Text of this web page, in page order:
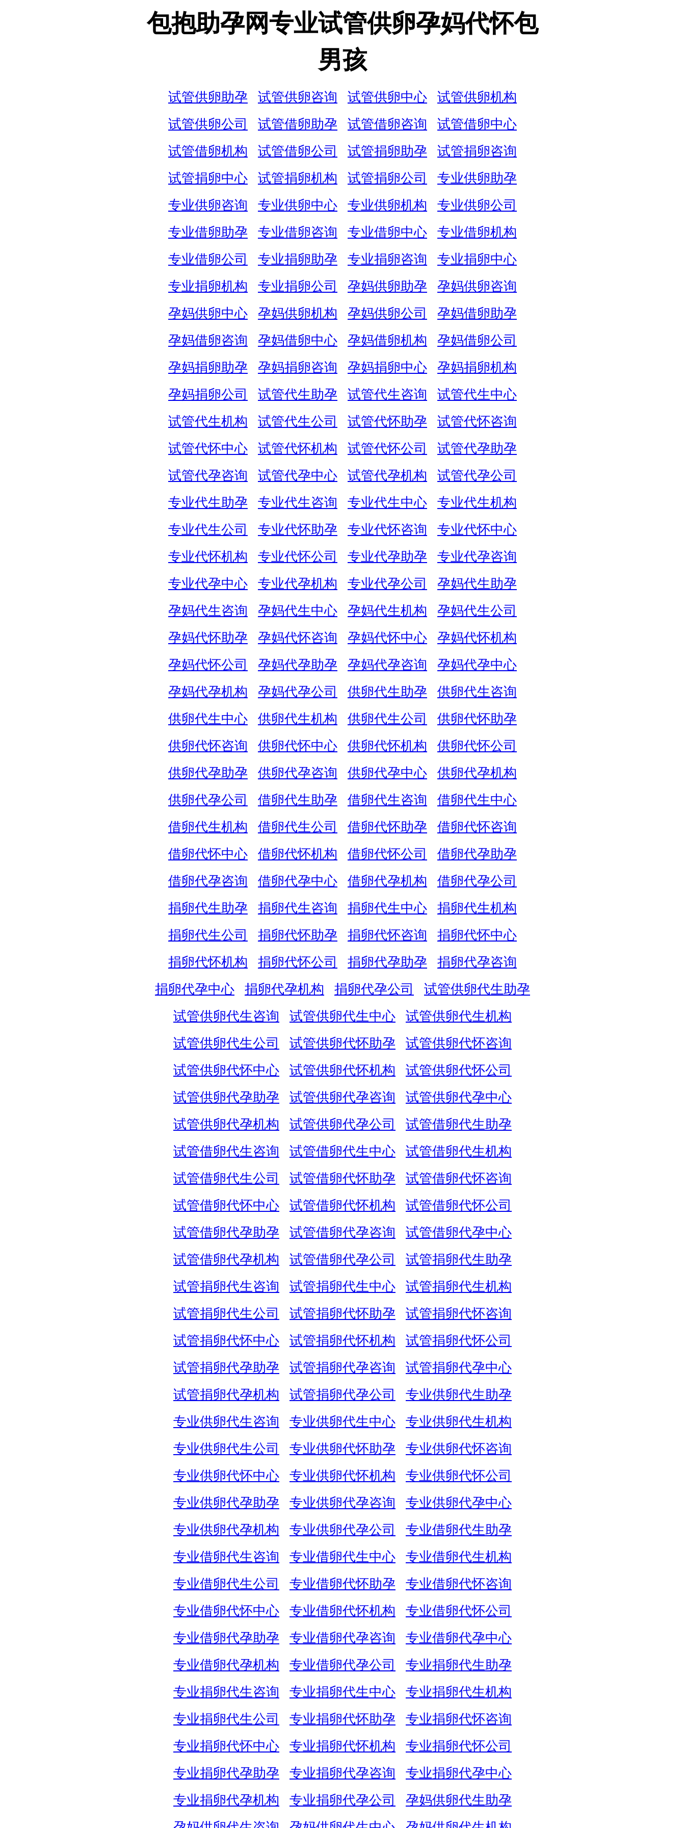
包抱助孕网专业试管供卵孕妈代怀包
男孩
试管供卵助孕 试管供卵咨询 试管供卵中心
试管供卵机构
试管供卵公司
试管借卵助孕 试管借卵咨询
试管借卵中心
试管借卵机构
试管借卵公司 试管捐卵助孕
试管捐卵咨询
试管捐卵中心
试管捐卵机构 试管捐卵公司
专业供卵助孕
专业供卵咨询
专业供卵中心 专业供卵机构
专业供卵公司
专业借卵助孕
专业借卵咨询 专业借卵中心
专业借卵机构
专业借卵公司
专业捐卵助孕 专业捐卵咨询
专业捐卵中心
专业捐卵机构
专业捐卵公司 孕妈供卵助孕
孕妈供卵咨询
孕妈供卵中心
孕妈供卵机构 孕妈供卵公司
孕妈借卵助孕
孕妈借卵咨询
孕妈借卵中心 孕妈借卵机构
孕妈借卵公司
孕妈捐卵助孕
孕妈捐卵咨询 孕妈捐卵中心
孕妈捐卵机构
孕妈捐卵公司
试管代生助孕 试管代生咨询
试管代生中心
试管代生机构
试管代生公司 试管代怀助孕
试管代怀咨询
试管代怀中心
试管代怀机构 试管代怀公司
试管代孕助孕
试管代孕咨询
试管代孕中心 试管代孕机构
试管代孕公司
专业代生助孕
专业代生咨询 专业代生中心
专业代生机构
专业代生公司
专业代怀助孕 专业代怀咨询
专业代怀中心
专业代怀机构
专业代怀公司 专业代孕助孕
专业代孕咨询
专业代孕中心
专业代孕机构 专业代孕公司
孕妈代生助孕
孕妈代生咨询
孕妈代生中心 孕妈代生机构
孕妈代生公司
孕妈代怀助孕
孕妈代怀咨询 孕妈代怀中心
孕妈代怀机构
孕妈代怀公司
孕妈代孕助孕 孕妈代孕咨询
孕妈代孕中心
孕妈代孕机构
孕妈代孕公司 供卵代生助孕
供卵代生咨询
供卵代生中心
供卵代生机构 供卵代生公司
供卵代怀助孕
供卵代怀咨询
供卵代怀中心 供卵代怀机构
供卵代怀公司
供卵代孕助孕
供卵代孕咨询 供卵代孕中心
供卵代孕机构
供卵代孕公司
借卵代生助孕 借卵代生咨询
借卵代生中心
借卵代生机构
借卵代生公司 借卵代怀助孕
借卵代怀咨询
借卵代怀中心
借卵代怀机构 借卵代怀公司
借卵代孕助孕
借卵代孕咨询
借卵代孕中心 借卵代孕机构
借卵代孕公司
捐卵代生助孕
捐卵代生咨询 捐卵代生中心
捐卵代生机构
捐卵代生公司
捐卵代怀助孕 捐卵代怀咨询
捐卵代怀中心
捐卵代怀机构
捐卵代怀公司 捐卵代孕助孕
捐卵代孕咨询
捐卵代孕中心
捐卵代孕机构 捐卵代孕公司
试管供卵代生助孕
试管供卵代生咨询
试管供卵代生中心
试管供卵代生机构
试管供卵代生公司
试管供卵代怀助孕
试管供卵代怀咨询
试管供卵代怀中心
试管供卵代怀机构
试管供卵代怀公司
试管供卵代孕助孕
试管供卵代孕咨询
试管供卵代孕中心
试管供卵代孕机构
试管供卵代孕公司
试管借卵代生助孕
试管借卵代生咨询
试管借卵代生中心
试管借卵代生机构
试管借卵代生公司
试管借卵代怀助孕
试管借卵代怀咨询
试管借卵代怀中心
试管借卵代怀机构
试管借卵代怀公司
试管借卵代孕助孕
试管借卵代孕咨询
试管借卵代孕中心
试管借卵代孕机构
试管借卵代孕公司
试管捐卵代生助孕
试管捐卵代生咨询
试管捐卵代生中心
试管捐卵代生机构
试管捐卵代生公司
试管捐卵代怀助孕
试管捐卵代怀咨询
试管捐卵代怀中心
试管捐卵代怀机构
试管捐卵代怀公司
试管捐卵代孕助孕
试管捐卵代孕咨询
试管捐卵代孕中心
试管捐卵代孕机构
试管捐卵代孕公司
专业供卵代生助孕
专业供卵代生咨询
专业供卵代生中心
专业供卵代生机构
专业供卵代生公司
专业供卵代怀助孕
专业供卵代怀咨询
专业供卵代怀中心
专业供卵代怀机构
专业供卵代怀公司
专业供卵代孕助孕
专业供卵代孕咨询
专业供卵代孕中心
专业供卵代孕机构
专业供卵代孕公司
专业借卵代生助孕
专业借卵代生咨询
专业借卵代生中心
专业借卵代生机构
专业借卵代生公司
专业借卵代怀助孕
专业借卵代怀咨询
专业借卵代怀中心
专业借卵代怀机构
专业借卵代怀公司
专业借卵代孕助孕
专业借卵代孕咨询
专业借卵代孕中心
专业借卵代孕机构
专业借卵代孕公司
专业捐卵代生助孕
专业捐卵代生咨询
专业捐卵代生中心
专业捐卵代生机构
专业捐卵代生公司
专业捐卵代怀助孕
专业捐卵代怀咨询
专业捐卵代怀中心
专业捐卵代怀机构
专业捐卵代怀公司
专业捐卵代孕助孕
专业捐卵代孕咨询
专业捐卵代孕中心
专业捐卵代孕机构
专业捐卵代孕公司
孕妈供卵代生助孕